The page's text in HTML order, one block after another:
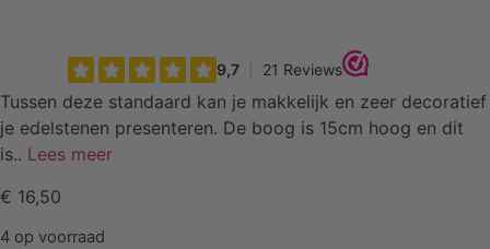
Tussen deze standaard kan je makkelijk en zeer decoratief
je edelstenen presenteren. De boog is 15cm hoog en dit
is.. Lees meer
€ 16,50
4 op voorraad